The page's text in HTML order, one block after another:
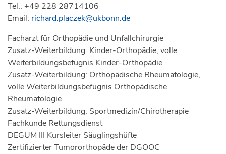
Tel.: +49 228 28714106
Email: richard.placzek@ukbonn.de
Facharzt für Orthopädie und Unfallchirurgie
Zusatz-Weiterbildung: Kinder-Orthopädie, volle
Weiterbildungsbefugnis Kinder-Orthopädie
Zusatz-Weiterbildung: Orthopädische Rheumatologie,
volle Weiterbildungsbefugnis Orthopädische
Rheumatologie
Zusatz-Weiterbildung: Sportmedizin/Chirotherapie
Fachkunde Rettungsdienst
DEGUM III Kursleiter Säuglingshüfte
Zertifizierter Tumororthopäde der DGOOC